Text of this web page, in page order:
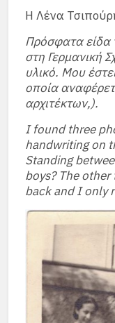
Η Λένα
Πρόσφατα είδα
στη Γερμανική
υλικό. Μου
οποία
αρχιτέκτων,).
I found three
handwriting on
Standing
boys? The
back and I only